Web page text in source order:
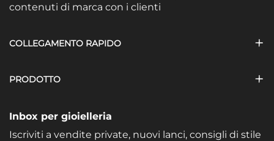
contenuti di marca con i clienti
COLLEGAMENTO RAPIDO
PRODOTTO
Inbox per gioielleria
Iscriviti a vendite private, nuovi lanci, consigli di stile